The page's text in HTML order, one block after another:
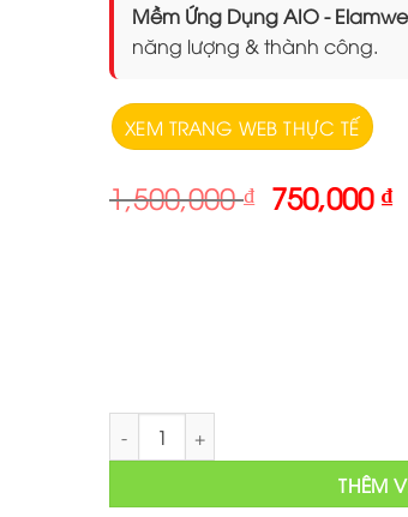
Mềm Ứng Dụng AIO -
năng lượng & thành công.
XEM TRANG WEB THỰC TẾ
1,500,000₫ Giá
gốc
750,000₫
THÊM